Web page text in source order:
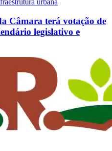
Câmara terá votação de
legislativo e